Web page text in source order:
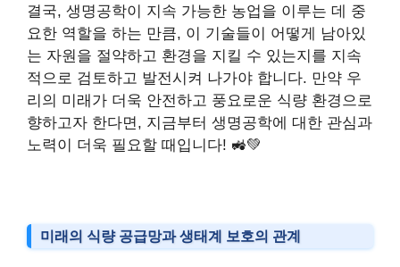
결국, 생명공학이 지속 가능한 농업을 이루는 데 중
요한 역할을 하는 만큼, 이 기술들이 어떻게 남아있
는 자원을 절약하고 환경을 지킬 수 있는지를 지속
적으로 검토하고 발전시켜 나가야 합니다. 만약 우
리의 미래가 더욱 안전하고 풍요로운 식량 환경으로
향하고자 한다면, 지금부터 생명공학에 대한 관심과
노력이 더욱 필요할 때입니다! 🚜💚
미래의 식량 공급망과 생태계 보호의 관계